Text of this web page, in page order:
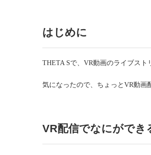
はじめに
THETA Sで、VR動画のライブス
気になったので、ちょっとVR動画
VR配信でなにができ